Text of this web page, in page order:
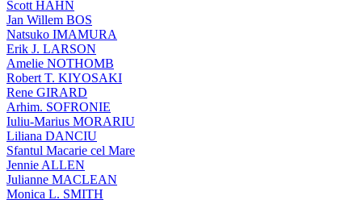
Scott HAHN
Jan Willem BOS
Natsuko IMAMURA
Erik J. LARSON
Amelie NOTHOMB
Robert T. KIYOSAKI
Rene GIRARD
Arhim. SOFRONIE
Iuliu-Marius MORARIU
Liliana DANCIU
Sfantul Macarie cel Mare
Jennie ALLEN
Julianne MACLEAN
Monica L. SMITH